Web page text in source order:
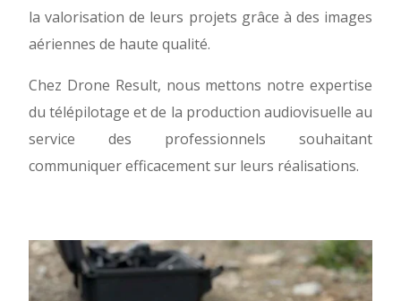
la valorisation de leurs projets grâce à des images
aériennes de haute qualité.
Chez Drone Result, nous mettons notre expertise
du télépilotage et de la production audiovisuelle au
service des professionnels souhaitant
communiquer efficacement sur leurs réalisations.